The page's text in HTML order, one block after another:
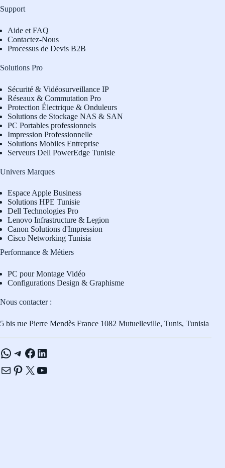
Support
Aide et FAQ
Contactez-Nous
Processus de Devis B2B
Solutions Pro
Sécurité & Vidéosurveillance IP
Réseaux & Commutation Pro
Protection Électrique & Onduleurs
Solutions de Stockage NAS & SAN
PC Portables professionnels
Impression Professionnelle
Solutions Mobiles Entreprise
Serveurs Dell PowerEdge Tunisie
Univers Marques
Espace Apple Business
Solutions HPE Tunisie
Dell Technologies Pro
Lenovo Infrastructure & Legion
Canon Solutions d'Impression
Cisco Networking Tunisia
Performance & Métiers
PC pour Montage Vidéo
Configurations Design & Graphisme
Nous contacter :
5 bis rue Pierre Mendès France 1082 Mutuelleville, Tunis, Tunisia
WhatsApp
Telegram
Facebook
LinkedIn
E-mailPinterest
X YouTube